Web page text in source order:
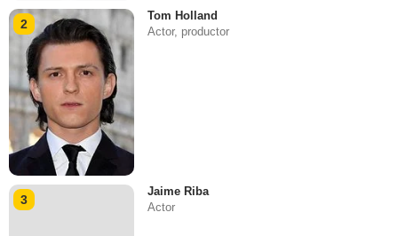
2
Tom Holland
Actor, productor
3
Jaime Riba
Actor